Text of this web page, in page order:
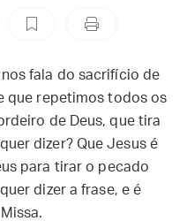
fala do sacrifício de
que repetimos todos os
de Deus, que tira
dizer? Que Jesus é
para tirar o pecado
dizer a frase, e é